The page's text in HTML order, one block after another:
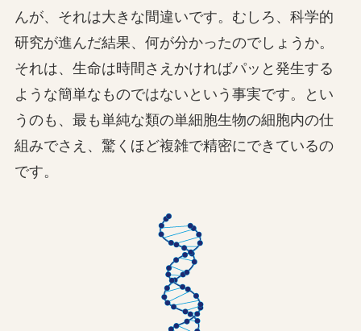
んが、それは大きな間違いです。むしろ、科学的
研究が進んだ結果、何が分かったのでしょうか。
それは、生命は時間さえかければパッと発生する
ような簡単なものではないという事実です。とい
うのも、最も単純な類の単細胞生物の細胞内の仕
組みでさえ、驚くほど複雑で精密にできているの
です。